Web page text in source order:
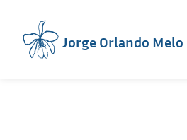
Jorge Orlando Melo